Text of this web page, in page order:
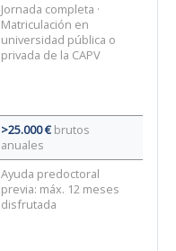
Jornada completa ·
Matriculación en
universidad pública o
privada de la CAPV
>25.000 € brutos
anuales
Ayuda predoctoral
previa: máx. 12 meses
disfrutada